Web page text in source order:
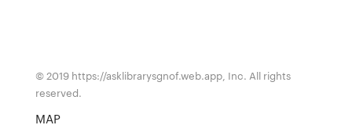
© 2019 https://asklibrarysgnof.web.app, Inc. All rights
reserved.
MAP